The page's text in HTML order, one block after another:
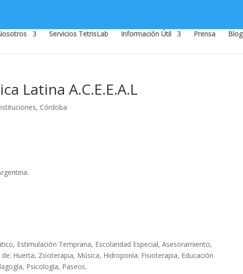
Servicios TetrisLab Información Útil Prensa Blog
Latina A.C.E.E.A.L
, Córdoba
Estimulación Temprana, Escolaridad Especial, Asesoramiento,
Huerta, Zooterapia, Música, Hidroponía. Fisioterapia, Educación
Psicología, Paseos.